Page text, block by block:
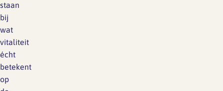
staan
bij
wat
vitaliteit
écht
betekent
op